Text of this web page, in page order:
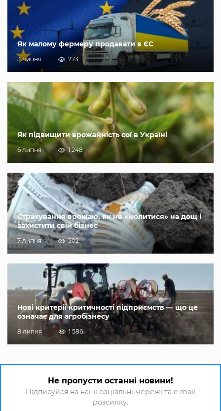
Як малому фермеру продавати в ЄС
3 липня 773
Як підвищити врожайність сої в Україні
6 липня 1 248
Страхування врожаю, як не «молитися» на дощ і
захистити свій бізнес
7 липня 502
Нові критерії критичності підприємств — що це
означає для агробізнесу
8 липня 1 586
Не пропусти останні новини!
Підписуйся на наші соціальні мережі та e-mail
розсилку.